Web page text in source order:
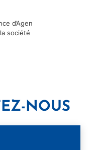
d’Agen
société
NOUS